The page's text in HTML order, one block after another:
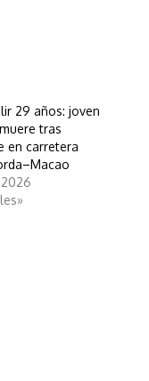
29 años: joven
tras
en carretera